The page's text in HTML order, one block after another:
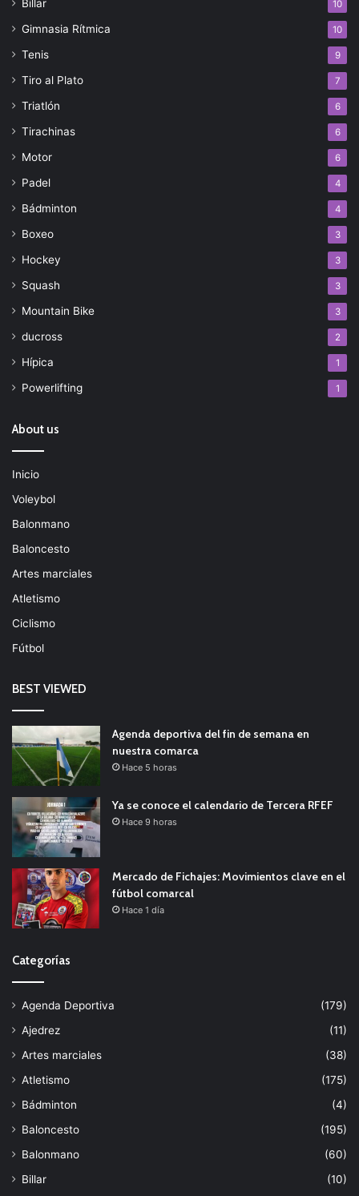
Billar 10
Gimnasia Rítmica 10
Tenis 9
Tiro al Plato 7
Triatlón 6
Tirachinas 6
Motor 6
Padel 4
Bádminton 4
Boxeo 3
Hockey 3
Squash 3
Mountain Bike 3
ducross 2
Hípica 1
Powerlifting 1
About us
Inicio
Voleybol
Balonmano
Baloncesto
Artes marciales
Atletismo
Ciclismo
Fútbol
BEST VIEWED
Agenda deportiva del fin de semana en
nuestra comarca
Hace 5 horas
Ya se conoce el calendario de Tercera RFEF
Hace 9 horas
Mercado de Fichajes: Movimientos clave en el
fútbol comarcal
Hace 1 día
Categorías
Agenda Deportiva
(179)
Ajedrez
(11)
Artes marciales
(38)
Atletismo
(175)
Bádminton
(4)
Baloncesto
(195)
Balonmano
(60)
Billar
(10)